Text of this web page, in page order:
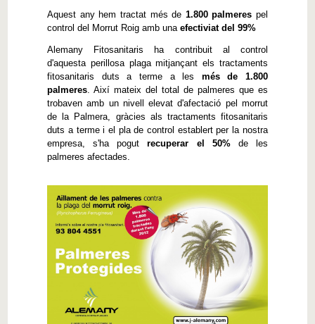
Aquest any hem tractat més de 1.800 palmeres pel
control del Morrut Roig amb unaefectiviat del 99%
Alemany Fitosanitaris ha contribuit al control
d'aquesta perillosa plaga mitjançant els tractaments
fitosanitaris duts a terme a les més de 1.800
palmeres. Així mateix del total de palmeres que es
trobaven amb un nivell elevat d'afectació pel morrut
de la Palmera, gràcies als tractaments fitosanitaris
duts a terme i el pla de control establert per la nostra
empresa, s'ha pogutrecuperar el 50%de les
palmeres afectades.